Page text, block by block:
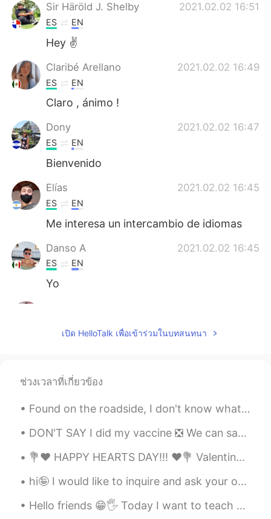
Sir Häröld J. Shelby 2021.02.02 16:51
ES EN
Hey ✌
Claribé Arellano 2021.02.02 16:49
ES EN
Claro , ánimo !
Dony 2021.02.02 16:47
ES EN
Bienvenido
Elías 2021.02.02 16:45
ES EN
Me interesa un intercambio de idiomas
Danso A 2021.02.02 16:45
ES EN
Yo
Ale
Quieres ayúdame?
¿Quieres ayu darme?
เปิด HelloTalk เพื่อเข้าร่วมในบทสนทนา
ช่วงเวลาที่เกี่ยวข้อง
Found on the roadside, I don't know what kind of fruit it's but seem like extraordinary banana tr...
DON'T SAY I did my vaccine ❎ We can say I got my vaccine. Or I had my vaccine. I got ...
💐❤️ HAPPY HEARTS DAY!!! ❤️💐 Valentine’s Day is all about LOVE. So, I am sending some of mine to...
hi🤪 I would like to inquire and ask your opinion.Do you like classic style?🤓 or is it better to h...
Hello friends 😁🖐 Today I want to teach you about "homophones" these are when words have the same ...